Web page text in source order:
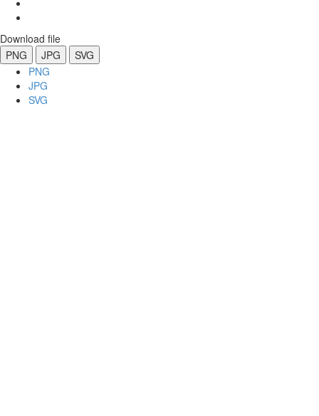
Download file
PNG
JPG
SVG
PNG
JPG
SVG